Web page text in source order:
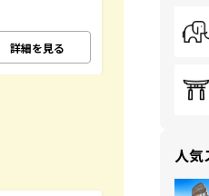
詳細を見る
人気